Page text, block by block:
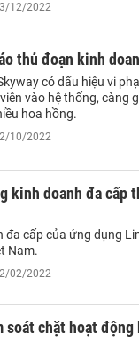
12/2022
thủ đoạn kinh
có dấu hiệu vi
vào hệ thống, càng
hoa hồng.
10/2022
kinh doanh đa cấp
đa cấp của ứng dụng
Nam.
02/2022
soát chặt hoạt động